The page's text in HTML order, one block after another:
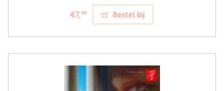
€7,99 Bestel bij